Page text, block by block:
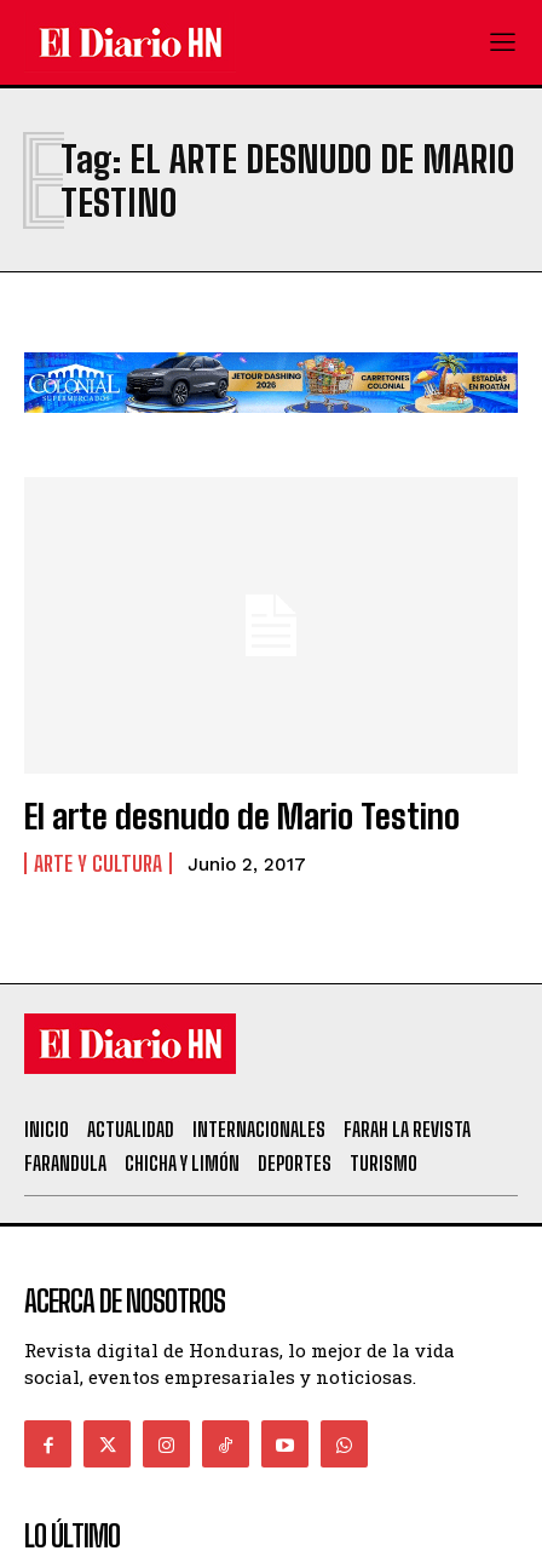
Tag: EL ARTE DESNUDO DE MARIO
TESTINO
E
El arte desnudo de Mario Testino
ARTE Y CULTURA Junio 2, 2017
INICIO ACTUALIDAD INTERNACIONALES
FARAH LA REVISTA
FARANDULA
CHICHA Y LIMÓN DEPORTES TURISMO
ACERCA DE NOSOTROS
Revista digital de Honduras, lo mejor de la vida
social, eventos empresariales y noticiosas.
LO ÚLTIMO